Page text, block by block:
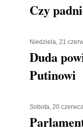
Czy
Niedziela, 21
Duda
Putinowi
Sobota, 20